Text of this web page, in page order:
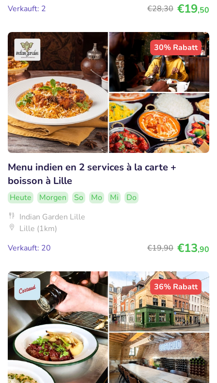
Verkauft: 2
€28,30 €19,50
30% Rabatt
Menu indien en 2 services à la carte +
boisson à Lille
Heute Morgen So Mo Mi
Do
Indian Garden Lille
Lille (1km)
Verkauft: 20
€19,90 €13,90
36% Rabatt